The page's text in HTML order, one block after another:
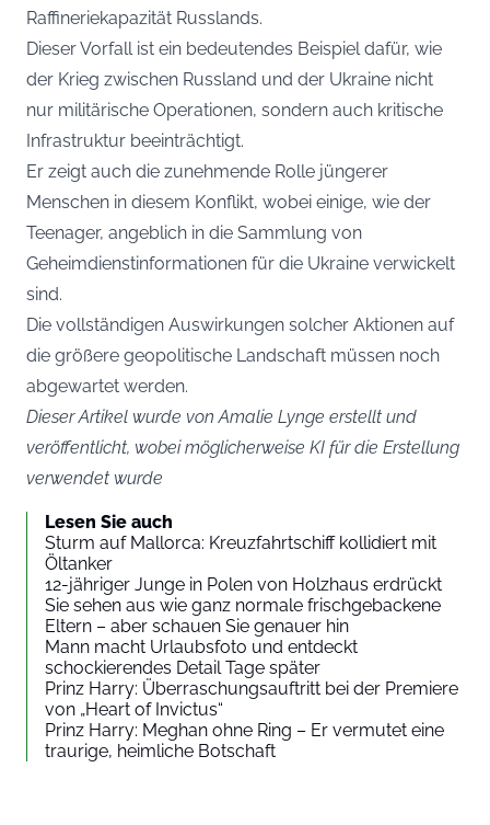
Raffineriekapazität Russlands.
Dieser Vorfall ist ein bedeutendes Beispiel dafür, wie
der Krieg zwischen Russland und der Ukraine nicht
nur militärische Operationen, sondern auch kritische
Infrastruktur beeinträchtigt.
Er zeigt auch die zunehmende Rolle jüngerer
Menschen in diesem Konflikt, wobei einige, wie der
Teenager, angeblich in die Sammlung von
Geheimdienstinformationen für die Ukraine verwickelt
sind.
Die vollständigen Auswirkungen solcher Aktionen auf
die größere geopolitische Landschaft müssen noch
abgewartet werden.
Dieser Artikel wurde von Amalie Lynge erstellt und
veröffentlicht, wobei möglicherweise KI für die Erstellung
verwendet wurde
Lesen Sie auch
Sturm auf Mallorca: Kreuzfahrtschiff kollidiert mit
Öltanker
12-jähriger Junge in Polen von Holzhaus erdrückt
Sie sehen aus wie ganz normale frischgebackene
Eltern – aber schauen Sie genauer hin
Mann macht Urlaubsfoto und entdeckt
schockierendes Detail Tage später
Prinz Harry: Überraschungsauftritt bei der Premiere
von „Heart of Invictus“
Prinz Harry: Meghan ohne Ring – Er vermutet eine
traurige, heimliche Botschaft